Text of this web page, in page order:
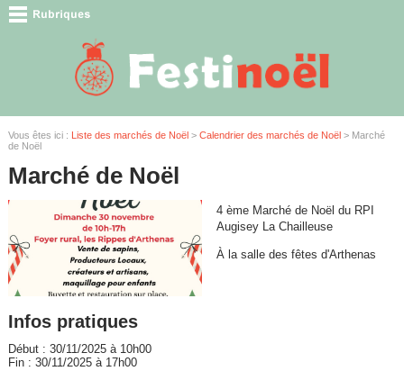
Vous êtes ici : Liste des marchés de Noël> Calendrier des marchés de Noël> Marché
de Noël
Marché de Noël
4 ème Marché de Noël du RPI
Augisey La Chailleuse
À la salle des fêtes d'Arthenas
Infos pratiques
Début : 30/11/2025 à 10h00
Fin : 30/11/2025 à 17h00